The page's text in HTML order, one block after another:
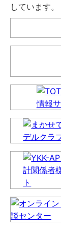
しています。